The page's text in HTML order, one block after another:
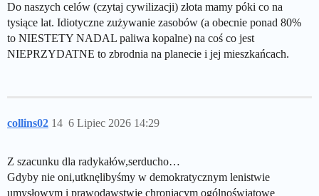
Do naszych celów (czytaj cywilizacji) złota mamy póki co na
tysiące lat. Idiotyczne zużywanie zasobów (a obecnie ponad 80%
to NIESTETY NADAL paliwa kopalne) na coś co jest
NIEPRZYDATNE to zbrodnia na planecie i jej mieszkańcach.
collins02 6 Lipiec 2026 14:29
14
Z szacunku dla radykałów,serducho…
Gdyby nie oni,utknęlibyśmy w demokratycznym lenistwie
umysłowym i prawodawstwie chroniącym ogólnoświatowe